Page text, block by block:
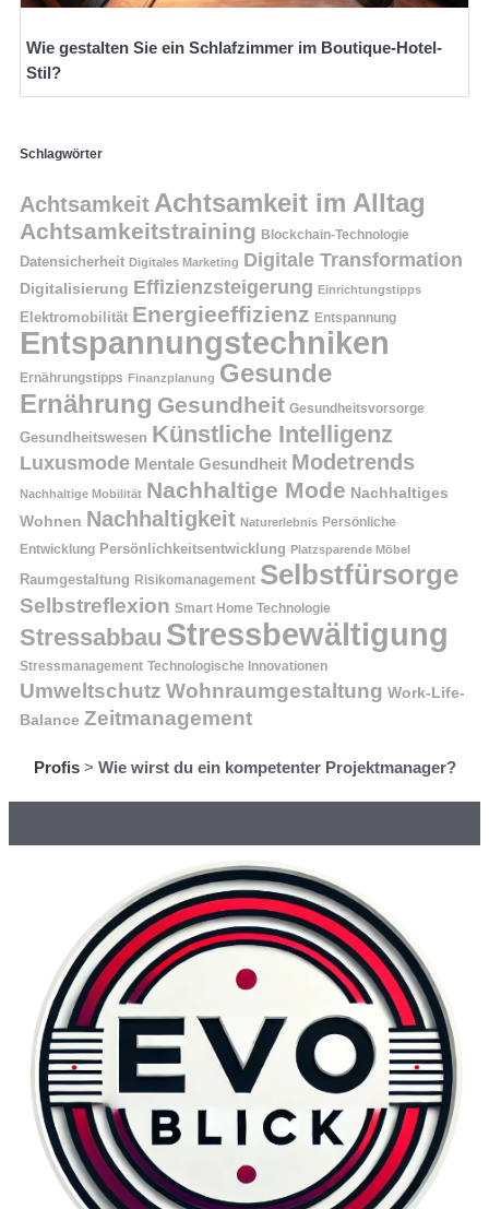
Wie gestalten Sie ein Schlafzimmer im Boutique-Hotel-
Stil?
Schlagwörter
Achtsamkeit Achtsamkeit im Alltag
Achtsamkeitstraining Blockchain-Technologie
Datensicherheit Digitales Marketing Digitale Transformation
Digitalisierung Effizienzsteigerung Einrichtungstipps
Elektromobilität Energieeffizienz Entspannung
Entspannungstechniken
Ernährungstipps Finanzplanung Gesunde
Ernährung Gesundheit Gesundheitsvorsorge
Gesundheitswesen Künstliche Intelligenz
Luxusmode Mentale Gesundheit Modetrends
Nachhaltige Mobilität Nachhaltige Mode Nachhaltiges
Wohnen Nachhaltigkeit Naturerlebnis Persönliche
Entwicklung Persönlichkeitsentwicklung Platzsparende Möbel
Raumgestaltung Risikomanagement Selbstfürsorge
Selbstreflexion Smart Home Technologie
Stressabbau Stressbewältigung
Stressmanagement Technologische Innovationen
Umweltschutz Wohnraumgestaltung Work-Life-
Balance Zeitmanagement
Profis> Wie wirst du ein kompetenter Projektmanager?